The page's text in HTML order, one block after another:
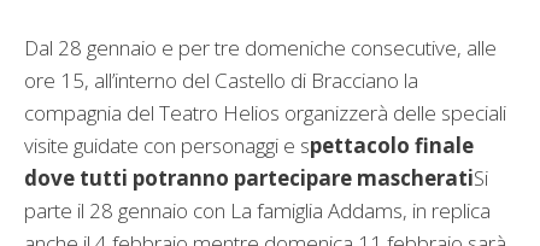
Dal 28 gennaio e per tre domeniche consecutive, alle
ore 15, all’interno del Castello di Bracciano la
compagnia del Teatro Helios organizzerà delle speciali
visite guidate con personaggi e spettacolo finale
dove tutti potranno partecipare mascheratiSi
parte il 28 gennaio con La famiglia Addams, in replica